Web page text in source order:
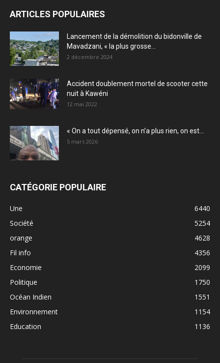
ARTICLES POPULAIRES
Lancement de la démolition du bidonville de
Mavadzani, « la plus grosse...
2 décembre 2024
Accident doublement mortel de scooter cette
nuit à Kawéni
12 mai 2022
« On a tout dépensé, on n’a plus rien, on est...
5 mars 2026
CATÉGORIE POPULAIRE
Une
6440
Société
5254
orange
4628
Fil info
4356
Economie
2099
Politique
1750
Océan Indien
1551
Environnement
1154
Education
1136